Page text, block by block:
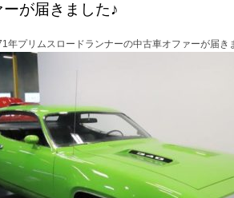
が届きました♪
年プリムスロードランナーの中古車オファーが届き